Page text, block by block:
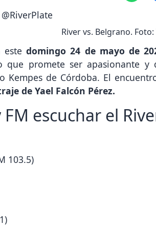
River vs. Belgrano.
estedomingo 24 de mayo de
promete ser apasionante y
Kempes de Córdoba. El
de Yael Falcón Pérez.
escuchar el
103.5)